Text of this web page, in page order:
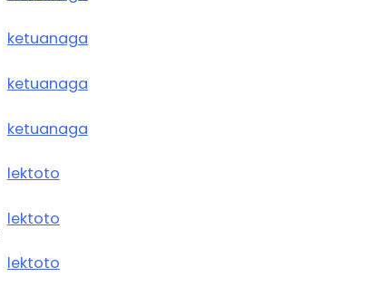
ketuanaga
ketuanaga
ketuanaga
lektoto
lektoto
lektoto